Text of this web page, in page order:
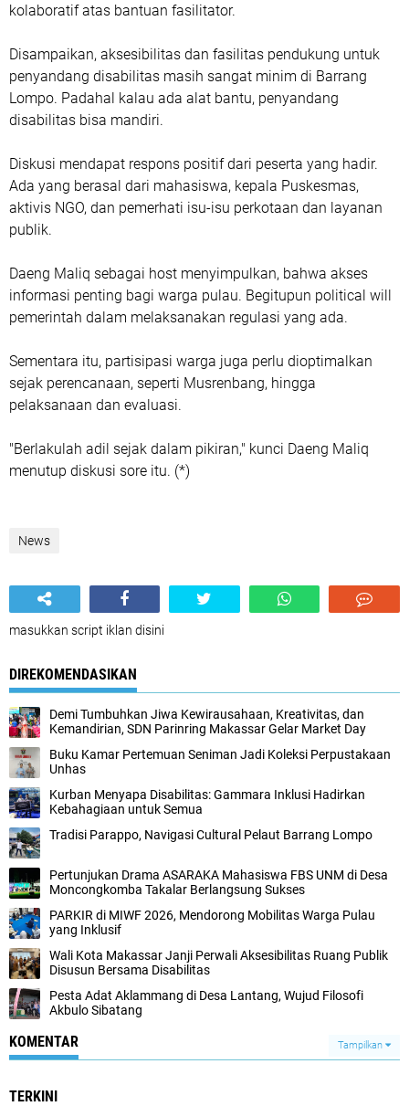
kolaboratif atas bantuan fasilitator.
Disampaikan, aksesibilitas dan fasilitas pendukung untuk
penyandang disabilitas masih sangat minim di Barrang
Lompo. Padahal kalau ada alat bantu, penyandang
disabilitas bisa mandiri.
Diskusi mendapat respons positif dari peserta yang hadir.
Ada yang berasal dari mahasiswa, kepala Puskesmas,
aktivis NGO, dan pemerhati isu-isu perkotaan dan layanan
publik.
Daeng Maliq sebagai host menyimpulkan, bahwa akses
informasi penting bagi warga pulau. Begitupun political will
pemerintah dalam melaksanakan regulasi yang ada.
Sementara itu, partisipasi warga juga perlu dioptimalkan
sejak perencanaan, seperti Musrenbang, hingga
pelaksanaan dan evaluasi.
"Berlakulah adil sejak dalam pikiran," kunci Daeng Maliq
menutup diskusi sore itu. (*)
News
masukkan script iklan disini
DIREKOMENDASIKAN
Demi Tumbuhkan Jiwa Kewirausahaan, Kreativitas, dan
Kemandirian, SDN Parinring Makassar Gelar Market Day
Buku Kamar Pertemuan Seniman Jadi Koleksi Perpustakaan
Unhas
Kurban Menyapa Disabilitas: Gammara Inklusi Hadirkan
Kebahagiaan untuk Semua
Tradisi Parappo, Navigasi Cultural Pelaut Barrang Lompo
Pertunjukan Drama ASARAKA Mahasiswa FBS UNM di Desa
Moncongkomba Takalar Berlangsung Sukses
PARKIR di MIWF 2026, Mendorong Mobilitas Warga Pulau
yang Inklusif
Wali Kota Makassar Janji Perwali Aksesibilitas Ruang Publik
Disusun Bersama Disabilitas
Pesta Adat Aklammang di Desa Lantang, Wujud Filosofi
Akbulo Sibatang
KOMENTAR Tampilkan
TERKINI